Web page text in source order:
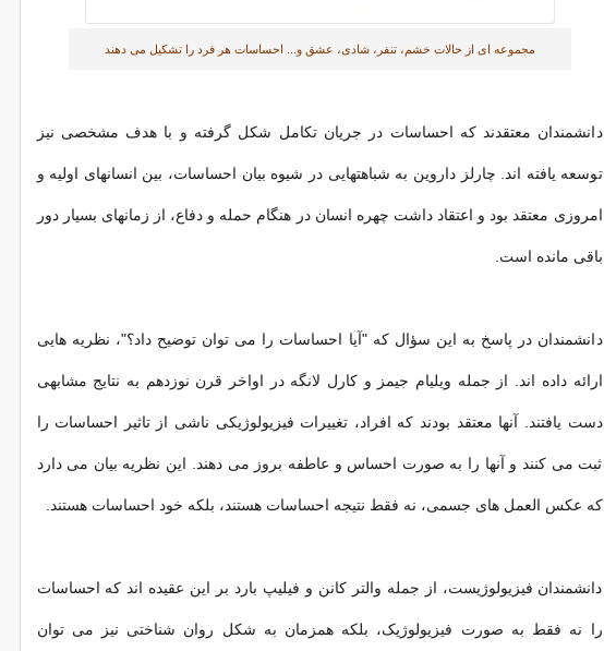
مجموعه ای از حالات خشم، تنفر، شادی، عشق و... احساسات هر فرد را تشکیل می دهند
دانشمندان معتقدند که احساسات در جریان تکامل شکل گرفته و با هدف مشخصی نیز
توسعه یافته اند. چارلز داروین به شباهتهایی در شیوه بیان احساسات، بین انسانهای اولیه و
امروزی معتقد بود و اعتقاد داشت چهره انسان در هنگام حمله و دفاع، از زمانهای بسیار دور
باقی مانده است.
دانشمندان در پاسخ به این سؤال که "آیا احساسات را می توان توضیح داد؟"، نظریه هایی
ارائه داده اند. از جمله ویلیام جیمز و کارل لانگه در اواخر قرن نوزدهم به نتایج مشابهی
دست یافتند. آنها معتقد بودند که افراد، تغییرات فیزیولوژیکی ناشی از تاثیر احساسات را
ثبت می کنند و آنها را به صورت احساس و عاطفه بروز می دهند. این نظریه بیان می دارد
که عکس العمل های جسمی، نه فقط نتیجه احساسات هستند، بلکه خود احساسات هستند.
دانشمندان فیزیولوژیست، از جمله والتر کانن و فیلیپ بارد بر این عقیده اند که احساسات
را نه فقط به صورت فیزیولوژیک، بلکه همزمان به شکل روان شناختی نیز می توان